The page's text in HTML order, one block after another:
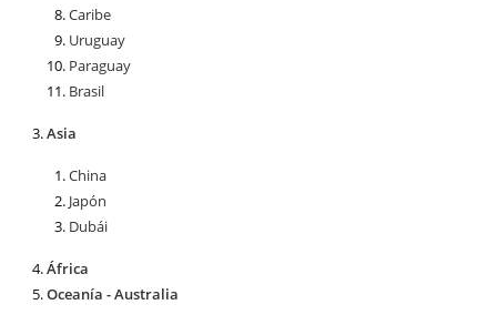
Caribe
Uruguay
Paraguay
Brasil
Asia
China
Japón
Dubái
África
Oceanía - Australia